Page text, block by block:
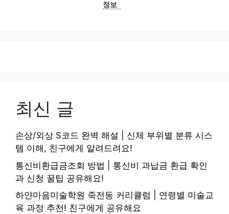
정보
최신 글
손상/외상 S코드 완벽 해설 | 신체 부위별 분류 시스
템 이해, 친구에게 알려드려요!
통신비환급금조회 방법 | 통신비 과납금 환급 확인
과 신청 꿀팁 공유해요!
하얀마음미술학원 죽전동 커리큘럼 | 연령별 미술교
육 과정 추천! 친구에게 공유해요